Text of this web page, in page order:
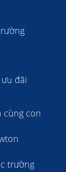
đãi
cùng con
trường